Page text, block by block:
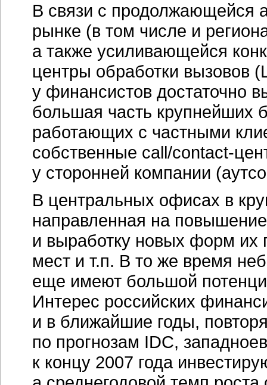
В связи с продолжающейся
рынке (в том числе и
а также усиливающейся
центры обработки вызовов
у финансистов достаточно
большая часть крупнейших
работающих с частными
собственные сall/contact-
у сторонней компании
В центральных офисах в
направленная на
и выработку новых форм их
мест и т.п. В то же время
еще имеют большой
Интерес российских
и в ближайшие годы,
по прогнозам IDC,
к концу 2007 года